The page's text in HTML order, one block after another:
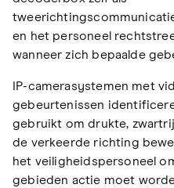
en het personeel
wanneer zich bepaalde
IP-camerasystemen met
gebeurtenissen
gebruikt om drukte,
de verkeerde richting
het veiligheidspersoneel
gebieden actie moet